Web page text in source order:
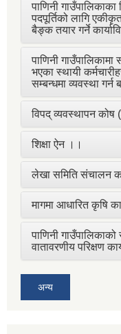
पाणिनी गाउँपालिकाका
पदपूर्तिको लागि
बैङ्क तयार गर्ने
पाणिनी
भएका स्थायी
सम्बन्धमा व्यवस्था
विपद् व्यवस्थापन कोष
शिक्षा ऐन ।।
लेखा समिति संचालन
मागमा आधारित कृषि
पाणिनी गाउँपालिकाको
वातावरणीय परिक्षण
अन्य